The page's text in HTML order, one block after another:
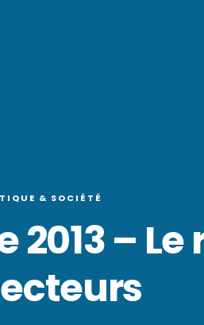
& SOCIÉTÉ
–